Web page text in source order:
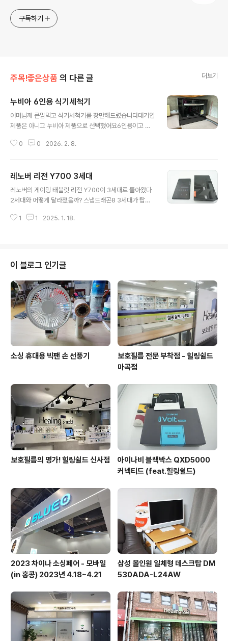
구독하기
주목!좋은상품 의 다른 글 더보기
누비아 6인용 식기세척기
어머님께 큰맘먹고 식기세척기를 장만해드렸습니다대기업
제품은 아니고 누비아 제품으로 선택했어요6인용이고 둘
셔도 좋습니다만 배관 설치도 가능합니다.유이테크에 전화
것은 누려야죠왜 이제야 오셨습니까. 너무 편한 생활가전
식기세척기 여러분 식기세척기 장만하세요. 두번하세요. h
ttps://youtube.com/shorts/bmSCgd1GdmM?si=
m/nuvia_official/products/12106862584 누비아
0 0 2026. 2. 8.
레노버 리전 Y700 3세대
레노버의 게이밍 태블릿 리전 Y700이 3세대로 돌아왔다
2세대와 어떻게 달라졌을까? 스냅드래곤8 3세대가 탑재
다해상도는 2560 x 1600 16:10 이며 10멀티 터치를 지
명서그리고 본체 스피커와 충전을 위한 USB C 2.0 단자
가 있으며 데이터와 오디오 출력이 가능하다USB C 타입
이어폰도 쓸수 있다는 얘기전원버튼과 볼륨버튼이 물리버
튼으로 포진되어있다. 또한 2개의 듀얼마이크도 달려있다
그리고 USB C 3.2세대 단자가 하나 더있는데 데이터와
오디오 뿐만 아니고 DP 출력을 ..
1 1 2025. 1. 18.
이 블로그 인기글
소싱 휴대용 빅팬 손 선풍기
보호필름 전문 부착점 - 힐링쉴드
마곡점
보호필름의 명가! 힐링쉴드 신사점
아이나비 블랙박스 QXD5000
커넥티드 (feat.힐링쉴드)
2023 차이나 소싱페어 - 모바일
(in 홍콩) 2023년 4.18~4.21
삼성 올인원 일체형 데스크탑 DM
530ADA-L24AW